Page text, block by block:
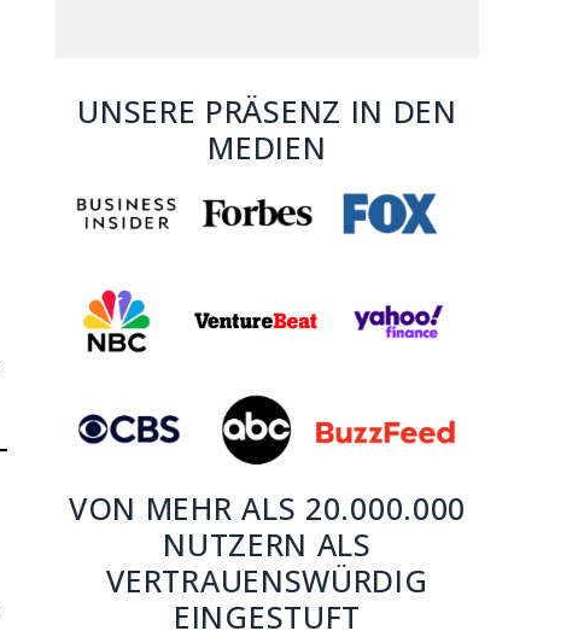
UNSERE PRÄSENZ IN DEN
MEDIEN
VON MEHR ALS 20.000.000
NUTZERN ALS
VERTRAUENSWÜRDIG
EINGESTUFT